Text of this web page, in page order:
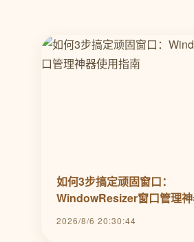
如何3步搞定顽固窗口：
WindowResizer窗口管理
2026/8/6 20:30:44